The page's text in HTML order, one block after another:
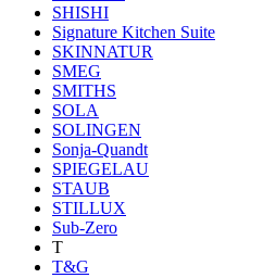
SHISHI
Signature Kitchen Suite
SKINNATUR
SMEG
SMITHS
SOLA
SOLINGEN
Sonja-Quandt
SPIEGELAU
STAUB
STILLUX
Sub-Zero
T
T&G